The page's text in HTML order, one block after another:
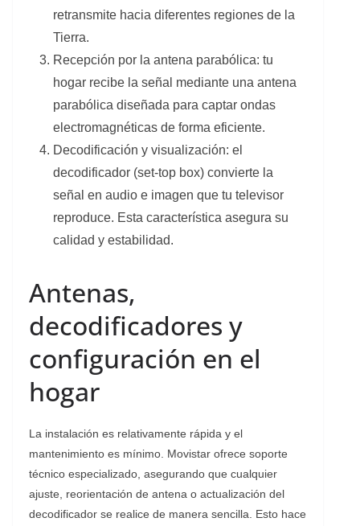
retransmite hacia diferentes regiones de la
Tierra.
Recepción por la antena parabólica: tu
hogar recibe la señal mediante una antena
parabólica diseñada para captar ondas
electromagnéticas de forma eficiente.
Decodificación y visualización: el
decodificador (set-top box) convierte la
señal en audio e imagen que tu televisor
reproduce. Esta característica asegura su
calidad y estabilidad.
Antenas,
decodificadores y
configuración en el
hogar
La instalación es relativamente rápida y el
mantenimiento es mínimo. Movistar ofrece soporte
técnico especializado, asegurando que cualquier
ajuste, reorientación de antena o actualización del
decodificador se realice de manera sencilla. Esto hace